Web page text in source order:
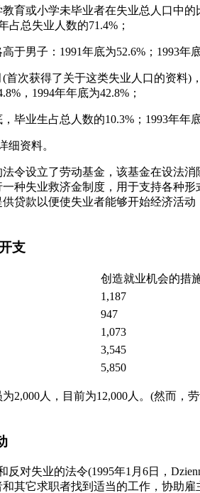
育或小学未毕业者在失业总人口中
占总失业人数的71.4%；
于男子：1991年底为52.6%；1993年底
首次获得了关于这类失业人口的资料)
，1994年年底为42.8%；
毕业生占总人数的10.3%；1993年年
细资料。
法令设立了劳动基金，该基金在设法
种失业救济金制度，用于支持各种
贷款以便使失业者能够开始经济活
支
创造就业机会的措
1,187
947
1,073
3,545
5,850
2,000人，目前为12,000人。(然而，
反对失业的法令(1995年1月6日，
其它求职者找到适当的工作，协助